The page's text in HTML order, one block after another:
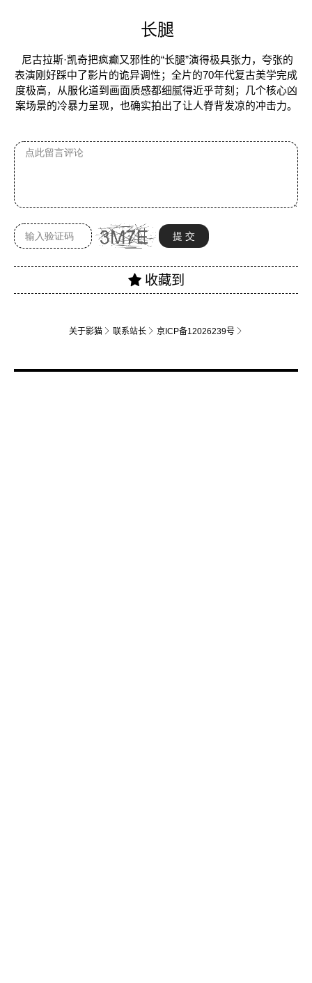
长腿
尼古拉斯·凯奇把疯癫又邪性的“长腿”演得极具张力，夸张的
表演刚好踩中了影片的诡异调性；全片的70年代复古美学完成
度极高，从服化道到画面质感都细腻得近乎苛刻；几个核心凶
案场景的冷暴力呈现，也确实拍出了让人脊背发凉的冲击力。
关于影猫 联系站长 京ICP备12026239号